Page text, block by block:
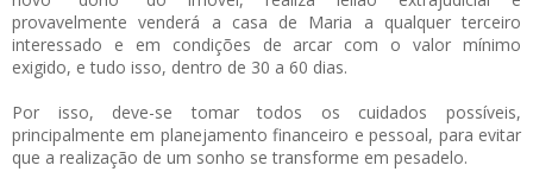
provavelmente venderá a casa de Maria a qualquer terceiro
interessado e em condições de arcar com o valor mínimo
exigido, e tudo isso, dentro de 30 a 60 dias.
Por isso, deve-se tomar todos os cuidados possíveis,
principalmente em planejamento financeiro e pessoal, para evitar
que a realização de um sonho se transforme em pesadelo.